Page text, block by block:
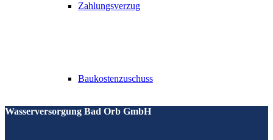
Zahlungsverzug
Baukostenzuschuss
Wasserversorgung Bad Orb GmbH